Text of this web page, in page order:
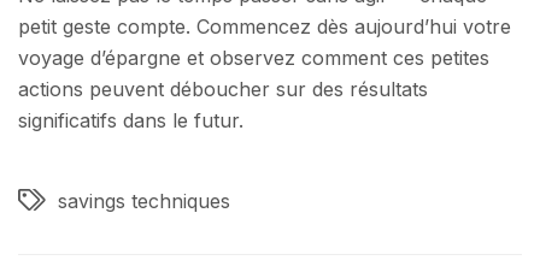
petit geste compte. Commencez dès aujourd’hui votre
voyage d’épargne et observez comment ces petites
actions peuvent déboucher sur des résultats
significatifs dans le futur.
savings techniques